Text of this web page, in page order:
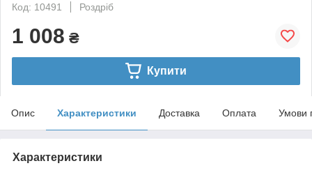
Код: 10491
Роздріб
1 008 ₴
Купити
Опис Характеристики Доставка Оплата Умови
Характеристики